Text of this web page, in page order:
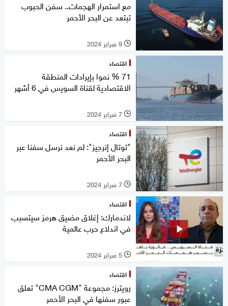
مع استمرار الهجمات.. سفن الحبوب
تبتعد عن البحر الأحمر
l 9 فبراير 2024
اقتصاد
71 % نموا بإيرادات المنطقة
الاقتصادية لقناة السويس في 6 أشهر
l 7 فبراير 2024
اقتصاد
"توتال إنرجيز": لم نعد نرسل سفنا عبر
البحر الأحمر
l 7 فبراير 2024
اقتصاد
لاندمارك: إغلاق مضيق هرمز سيتسبب
في اندلاع حرب عالمية
l 5 فبراير 2024
اقتصاد
رويترز: مجموعة "CMA CGM" تعلق
عبور سفنها في البحر الأحمر